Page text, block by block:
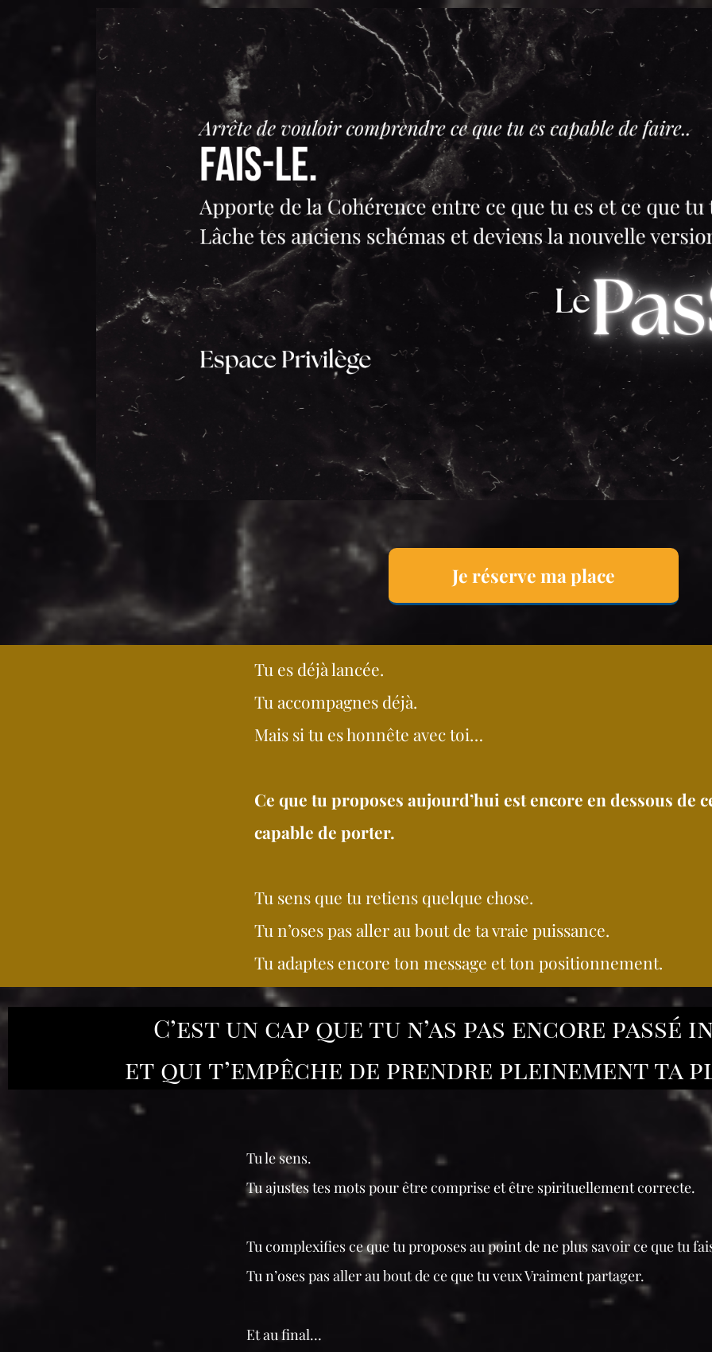
Je réserve ma place
Tu es déjà lancée.
Tu accompagnes déjà.
Mais si tu es honnête avec toi…
Ce que tu proposes aujourd’hui est encore en dessous de
capable de porter.
Tu sens que tu retiens quelque chose.
Tu n’oses pas aller au bout de ta vraie puissance.
Tu adaptes encore ton message et ton positionnement.
C’est un cap que tu n’as pas encore
et qui t’empêche de prendre pleinement ta
Tu le sens.
Tu ajustes tes mots pour être comprise et être spirituellement correcte.
Tu complexifies ce que tu proposes au point de ne plus savoir ce que tu
Tu n’oses pas aller au bout de ce que tu veux Vraiment partager.
Et au final…